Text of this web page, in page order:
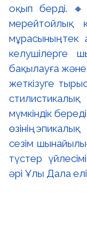
оқып берді.
мерейтойлық
мұрасының тек
келушілерге
бақылауға
жеткізуге
стилистикалық
мүмкіндік
өзінің
сезім
түстер
әрі Ұлы Дала